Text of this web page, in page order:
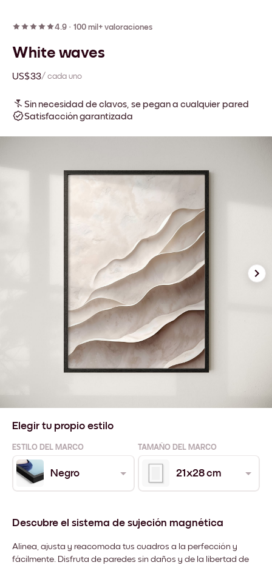
4.9 · 100 mil+ valoraciones
White waves
US$33/ cada uno
Sin necesidad de clavos, se pegan a cualquier pared
Satisfacción garantizada
Elegir tu propio estilo
ESTILO DEL MARCO TAMAÑO DEL MARCO
Negro 21x28 cm
Descubre el sistema de sujeción magnética
Alinea, ajusta y reacomoda tus cuadros a la perfección y
fácilmente. Disfruta de paredes sin daños y de la libertad de